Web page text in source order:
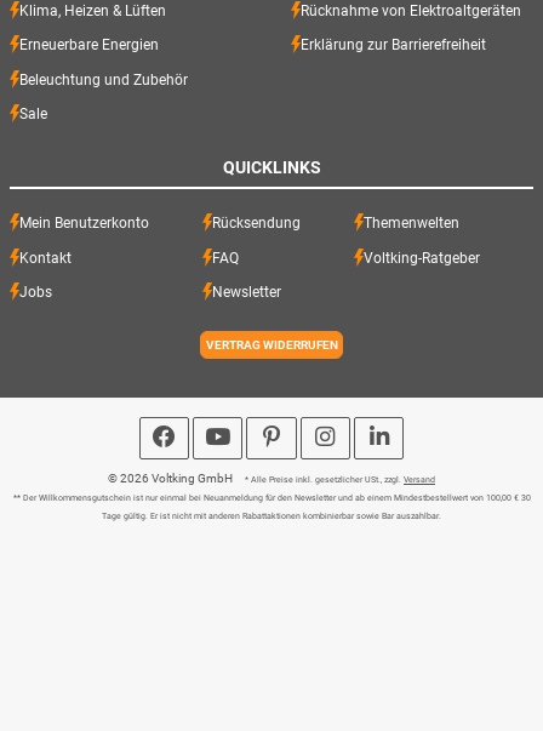
Klima, Heizen & Lüften
Erneuerbare Energien
Beleuchtung und Zubehör
Sale
Rücknahme von Elektroaltgeräten
Erklärung zur Barrierefreiheit
QUICKLINKS
Mein Benutzerkonto Rücksendung Themenwelten
Kontakt FAQ Voltking-Ratgeber
Jobs Newsletter
VERTRAG WIDERRUFEN
© 2026 Voltking GmbH * Alle Preise inkl. gesetzlicher USt., zzgl. Versand
** Der Willkommensgutschein ist nur einmal bei Neuanmeldung für den Newsletter und ab einem Mindestbestellwert von 100,00 € 30
Tage gültig. Er ist nicht mit anderen Rabattaktionen kombinierbar sowie Bar auszahlbar.